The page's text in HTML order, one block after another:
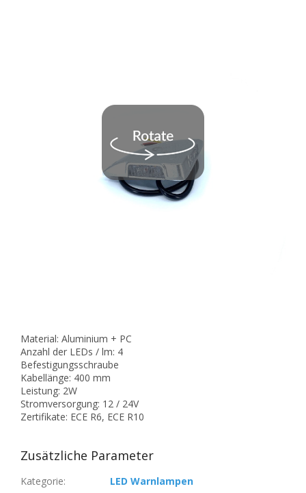
Material: Aluminium + PC
Anzahl der LEDs / lm: 4
Befestigungsschraube
Kabellänge: 400 mm
Leistung: 2W
Stromversorgung: 12 / 24V
Zertifikate: ECE R6, ECE R10
Zusätzliche Parameter
Kategorie:
LED Warnlampen